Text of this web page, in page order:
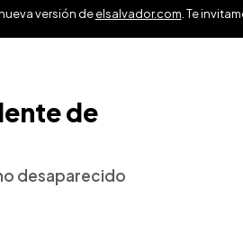
versión deelsalvador.com . Te
de
desaparecido